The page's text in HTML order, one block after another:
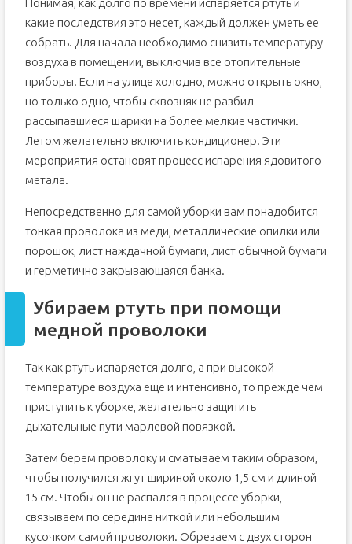
Понимая, как долго по времени испаряется ртуть и
какие последствия это несет, каждый должен уметь ее
собрать. Для начала необходимо снизить температуру
воздуха в помещении, выключив все отопительные
приборы. Если на улице холодно, можно открыть окно,
но только одно, чтобы сквозняк не разбил
рассыпавшиеся шарики на более мелкие частички.
Летом желательно включить кондиционер. Эти
мероприятия остановят процесс испарения ядовитого
метала.
Непосредственно для самой уборки вам понадобится
тонкая проволока из меди, металлические опилки или
порошок, лист наждачной бумаги, лист обычной бумаги
и герметично закрывающаяся банка.
Убираем ртуть при помощи
медной проволоки
Так как ртуть испаряется долго, а при высокой
температуре воздуха еще и интенсивно, то прежде чем
приступить к уборке, желательно защитить
дыхательные пути марлевой повязкой.
Затем берем проволоку и сматываем таким образом,
чтобы получился жгут шириной около 1,5 см и длиной
15 см. Чтобы он не распался в процессе уборки,
связываем по середине ниткой или небольшим
кусочком самой проволоки. Обрезаем с двух сторон